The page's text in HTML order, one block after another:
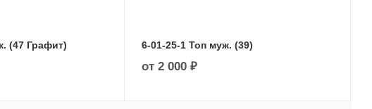
(47 Графит) 6-01-25-1 Топ муж. (39)
от2 000 ₽